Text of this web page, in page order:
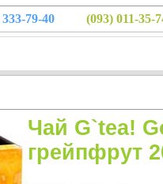
333-79-40 (093) 011-35-
Чай G`tea!
грейпфрут